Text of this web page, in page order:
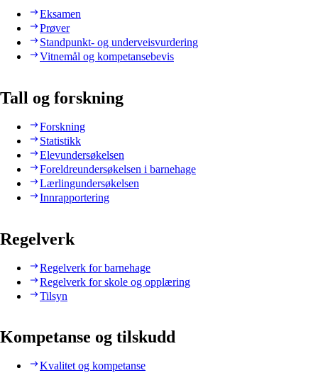
Eksamen
Prøver
Standpunkt- og underveisvurdering
Vitnemål og kompetansebevis
Tall og forskning
Forskning
Statistikk
Elevundersøkelsen
Foreldreundersøkelsen i barnehage
Lærlingundersøkelsen
Innrapportering
Regelverk
Regelverk for barnehage
Regelverk for skole og opplæring
Tilsyn
Kompetanse og tilskudd
Kvalitet og kompetanse